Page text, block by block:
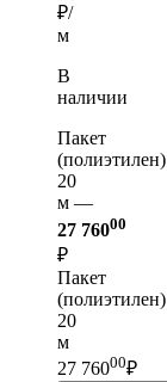
₽/
м
В
наличии
Пакет
(полиэтилен)
20
м —
27 76000
₽
Пакет
(полиэтилен)
20
м
27 76000₽